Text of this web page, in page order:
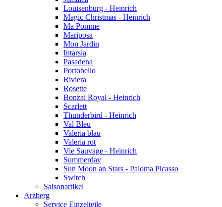
Louisenburg - Heinrich
Magic Christmas - Heinrich
Ma Pomme
Mariposa
Mon Jardin
Intarsia
Pasadena
Portobello
Riviera
Rosette
Bonzai Royal - Heinrich
Scarlett
Thunderbird - Heinrich
Val Bleu
Valeria blau
Valeria rot
Vie Sauvage - Heinrich
Summerday
Sun Moon an Stars - Paloma Picasso
Switch
Saisonartikel
Arzberg
Service Einzelteile